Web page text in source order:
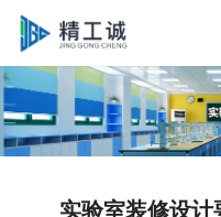
实验室装修设计